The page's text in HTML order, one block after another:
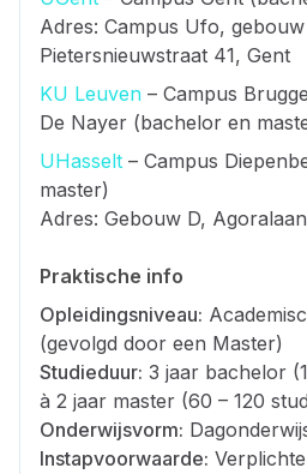
Adres: Campus Ufo,
Pietersnieuwstraat 41, Gent
KU Leuven – Campus
De Nayer (bachelor en
UHasselt – Campus
master)
Adres: Gebouw D,
Praktische info
Opleidingsniveau:
(gevolgd door een Master)
Studieduur: 3 jaar bachelor
à 2 jaar master (60 – 120
Onderwijsvorm:
Instapvoorwaarde: